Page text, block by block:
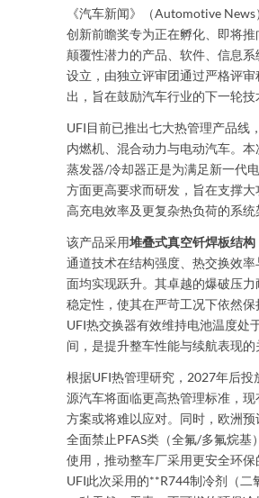
《汽车新闻》（Automotive
创新前瞻奖专为正在孵化、即将推
颠覆性潜力的产品、软件、信息系
设立，由独立评审团通过严格评
出，旨在鼓励汽车行业的下一轮技
UFI目前已推出七大热管理产品线
内燃机、混合动力与电动汽车。本
蒸发器/冷却器正是为满足新一代
方面更高要求而研发，旨在支撑大
高充电效率及更复杂热负荷的系统
该产品采用堆叠式真空钎焊板结构
通道技术在结构强度、热交换效
面均实现跃升。其卓越的爆破压
稳定性，使其在严苛工况下依然保
UFI热交换器有效维持电池温度处
间，是提升整车性能与续航表现的
根据UFI热管理研究，2027年后投
源汽车将面临更高热管理标准，
方案或将难以应对。同时，欧洲
全面禁止PFAS类（全氟/多氟烷基
使用，推动整车厂采用更安全环保
UFI此次采用的**R744制冷剂（二